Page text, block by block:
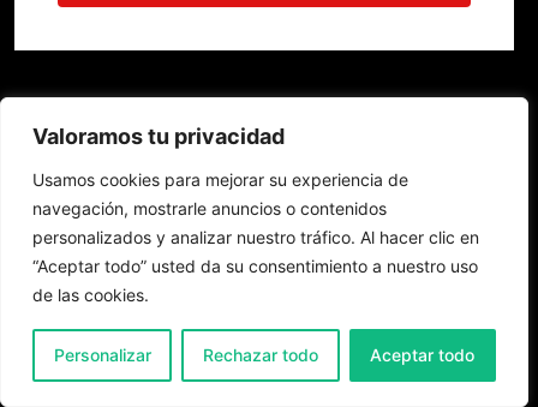
Valoramos tu privacidad
Usamos cookies para mejorar su experiencia de
navegación, mostrarle anuncios o contenidos
personalizados y analizar nuestro tráfico. Al hacer clic en
“Aceptar todo” usted da su consentimiento a nuestro uso
de las cookies.
Personalizar Rechazar todo Aceptar todo